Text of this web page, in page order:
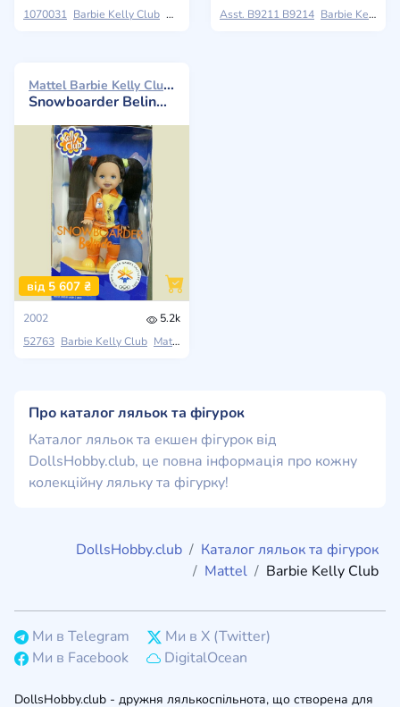
1070031 Barbie Kelly Club Mattel Happy Thanksgiving
Asst. B9211 B9214 Barbie Kelly Club
Mattel Barbie Kelly Club 2002
Snowboarder Belinda Winter Olymic Games Salt Lake 2002
від 5 607 ₴
2002
5.2k
52763 Barbie Kelly Club Mattel
Про каталог ляльок та фігурок
Каталог ляльок та екшен фігурок від
DollsHobby.club, це повна інформація про кожну
колекційну ляльку та фігурку!
DollsHobby.club
Каталог ляльок та фігурок
Mattel
Barbie Kelly Club
Ми в Telegram
Ми в X (Twitter)
Ми в Facebook
DigitalOcean
DollsHobby.club - дружня лялькоспільнота, що створена для